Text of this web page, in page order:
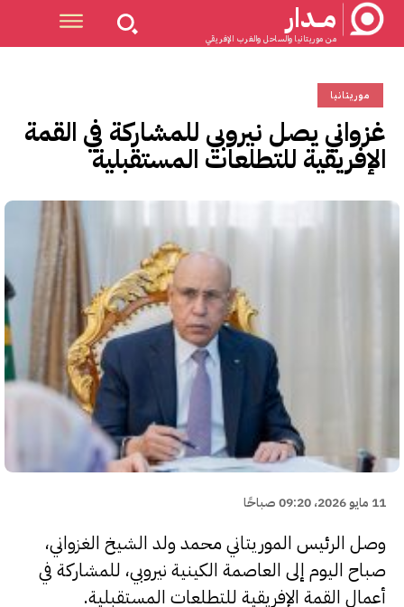
مــدار
من موريتانيا والساحل والغرب الإفريقي
موريتانيا
غزواني يصل نيروبي للمشاركة في القمة
الإفريقية للتطلعات المستقبلية
11 مايو 2026، 09:20 صباحًا
وصل الرئيس الموريتاني محمد ولد الشيخ الغزواني،
صباح اليوم إلى العاصمة الكينية نيروبي، للمشاركة في
أعمال القمة الإفريقية للتطلعات المستقبلية.